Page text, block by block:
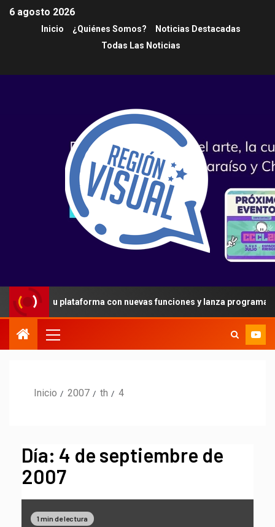
6 agosto 2026
Inicio ¿Quiénes Somos?
Noticias Destacadas
Todas Las Noticias
en su plataforma con nuevas funciones y lanza programa de
Inicio 2007 th 4
Día: 4 de septiembre de
2007
1 min de lectura